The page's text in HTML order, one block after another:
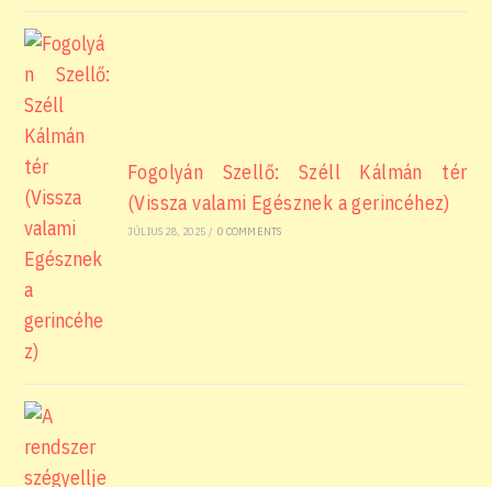
Fogolyán Szellő: Széll Kálmán tér
(Vissza valami Egésznek a gerincéhez)
JÚLIUS 28, 2025 / 0 COMMENTS